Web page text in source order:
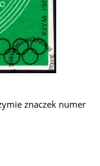
znaczek numer